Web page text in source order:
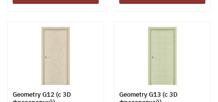
Geometry G12 (с 3D
Geometry G13 (с 3D